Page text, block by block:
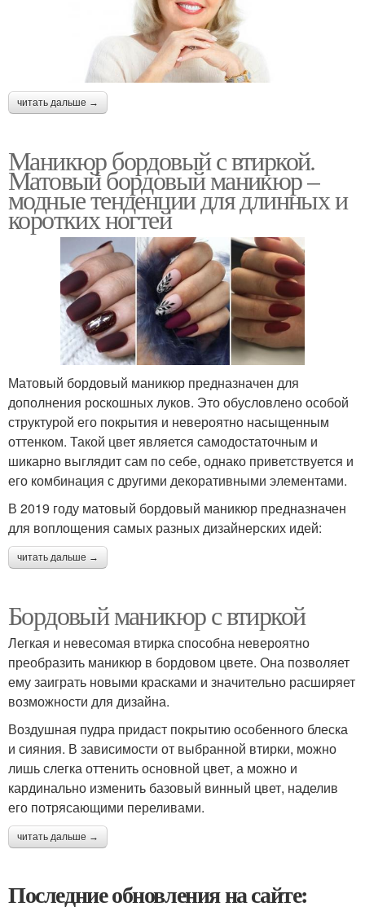
читать дальше →
Маникюр бордовый с втиркой.
Матовый бордовый маникюр –
модные тенденции для длинных и
коротких ногтей
Матовый бордовый маникюр предназначен для
дополнения роскошных луков. Это обусловлено особой
структурой его покрытия и невероятно насыщенным
оттенком. Такой цвет является самодостаточным и
шикарно выглядит сам по себе, однако приветствуется и
его комбинация с другими декоративными элементами.
В 2019 году матовый бордовый маникюр предназначен
для воплощения самых разных дизайнерских идей:
читать дальше →
Бордовый маникюр с втиркой
Легкая и невесомая втирка способна невероятно
преобразить маникюр в бордовом цвете. Она позволяет
ему заиграть новыми красками и значительно расширяет
возможности для дизайна.
Воздушная пудра придаст покрытию особенного блеска
и сияния. В зависимости от выбранной втирки, можно
лишь слегка оттенить основной цвет, а можно и
кардинально изменить базовый винный цвет, наделив
его потрясающими переливами.
читать дальше →
Последние обновления на сайте: